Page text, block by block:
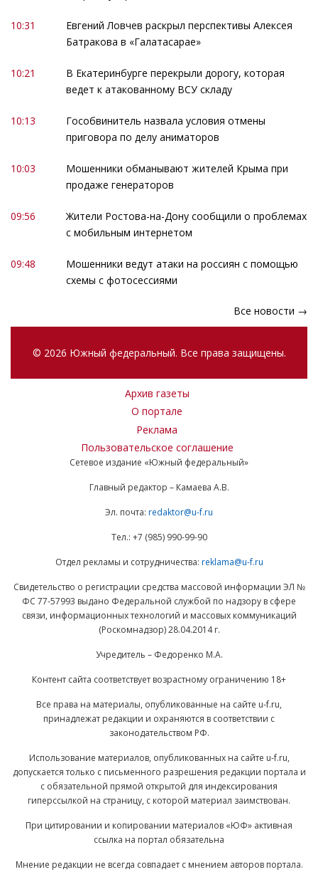
10:31
Евгений Ловчев раскрыл перспективы Алексея
Батракова в «Галатасарае»
10:21
В Екатеринбурге перекрыли дорогу, которая
ведет к атакованному ВСУ складу
10:13
Гособвинитель назвала условия отмены
приговора по делу аниматоров
10:03
Мошенники обманывают жителей Крыма при
продаже генераторов
09:56
Жители Ростова-на-Дону сообщили о проблемах
с мобильным интернетом
09:48
Мошенники ведут атаки на россиян с помощью
схемы с фотосессиями
Все новости →
© 2026 Южный федеральный. Все права защищены.
Архив газеты
О портале
Реклама
Пользовательское соглашение
Сетевое издание «Южный федеральный»
Главный редактор – Камаева А.В.
Эл. почта: redaktor@u-f.ru
Тел.: +7 (985) 990-99-90
Отдел рекламы и сотрудничества: reklama@u-f.ru
Свидетельство о регистрации средства массовой информации ЭЛ №
ФС 77-57993 выдано Федеральной службой по надзору в сфере
связи, информационных технологий и массовых коммуникаций
(Роскомнадзор) 28.04.2014 г.
Учредитель – Федоренко М.А.
Контент сайта соответствует возрастному ограничению 18+
Все права на материалы, опубликованные на сайте u-f.ru,
принадлежат редакции и охраняются в соответствии с
законодательством РФ.
Использование материалов, опубликованных на сайте u-f.ru,
допускается только с письменного разрешения редакции портала и
с обязательной прямой открытой для индексирования
гиперссылкой на страницу, с которой материал заимствован.
При цитировании и копировании материалов «ЮФ» активная
ссылка на портал обязательна
Мнение редакции не всегда совпадает с мнением авторов портала.